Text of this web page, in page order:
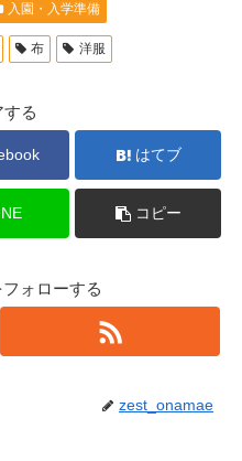
入園・入学準備
布 洋服
する
はてブ
コピー
ォローする
zest_onamae